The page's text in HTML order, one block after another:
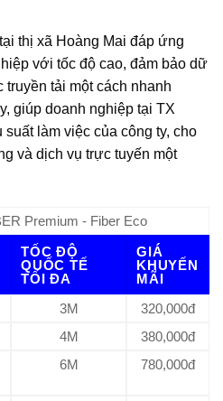
thị xã Hoàng Mai đáp ứng
với tốc độ cao, đảm bảo dữ
truyền tải một cách nhanh
giúp doanh nghiệp tại TX
làm việc của công ty, cho
và dịch vụ trực tuyến một
Premium - Fiber Eco
TỐC ĐỘ
QUỐC TẾ
TỐI ĐA
GIÁ
KHUYẾN
MÃI
3M
320,000đ
4M
380,000đ
6M 780,000đ